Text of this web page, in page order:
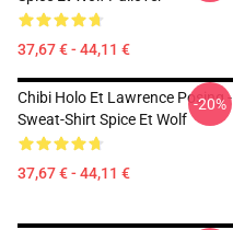
37,67 € - 44,11 €
Chibi Holo Et Lawrence Posing -
Sweat-Shirt Spice Et Wolf
37,67 € - 44,11 €
-20%